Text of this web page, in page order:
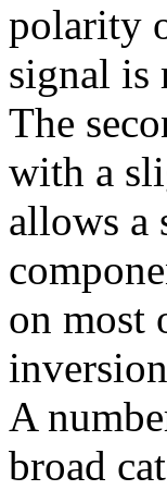
polarity
signal is
The
with a
allows a
on most
A
broad